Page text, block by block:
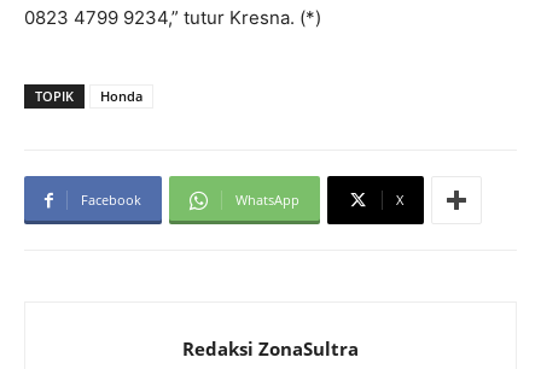
0823 4799 9234,” tutur Kresna. (*)
TOPIK Honda
Facebook WhatsApp X
Redaksi ZonaSultra